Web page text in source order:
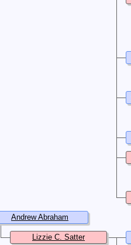
Andrew Abraham
Lizzie C. Satter